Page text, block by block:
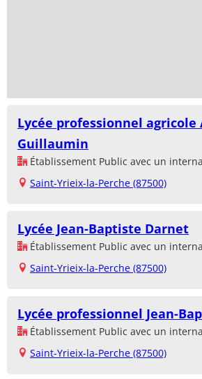
Lycée professionnel agricole
Guillaumin
Établissement Public avec un
Saint-Yrieix-la-Perche (87500)
Lycée Jean-Baptiste Darnet
Établissement Public avec un
Saint-Yrieix-la-Perche (87500)
Lycée professionnel Jean-
Établissement Public avec un
Saint-Yrieix-la-Perche (87500)